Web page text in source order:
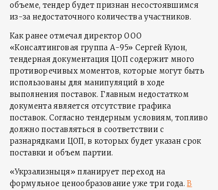
объеме, тендер будет признан несостоявшимся
из-за недостаточного количества участников.
Как ранее отмечал директор ООО
«Консалтинговая группа А-95» Сергей Куюн,
тендерная документация ЦОП содержит много
противоречивых моментов, которые могут быть
использованы для манипуляций в ходе
выполнения поставок. Главным недостатком
документа является отсутствие графика
поставок. Согласно тендерным условиям, топливо
должно поставляться в соответствии с
разнарядками ЦОП, в которых будет указан срок
поставки и объем партии.
«Укрзализныця» планирует переход на
формульное ценообразование уже три года.В